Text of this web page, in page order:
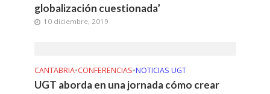
globalización cuestionada’
10 diciembre, 2019
CANTABRIA•CONFERENCIAS•NOTICIAS UGT
UGT aborda en una jornada cómo crear